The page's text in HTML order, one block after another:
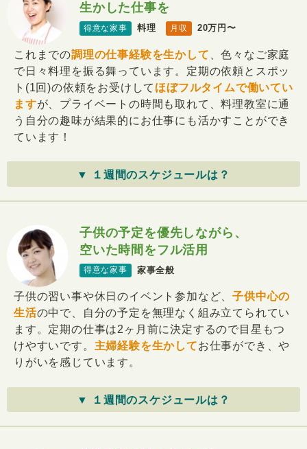
生かした仕事を
得意な家事 料理 月収 20万円〜
これまでの調理の仕事経験を生かして 、色々なご家庭
で日々料理を振る舞っています。定期の依頼とスポッ
ト(1回)の依頼をお受けして ほぼフルタイムで働いてい
ますが、プライベートの時間も取れて、料理教室に通
う自分の趣味が結果的にお仕事にも活かすことができ
ています！
▼ １週間のスケジュールは？
子供の予定を優先しながら、
空いた時間をフル活用
得意な家事 家事全般
子供の習い事や休日のイベント参加など、子供中心の
生活の中で、自分の予定を無理なく組み立てられてい
ます。定期の仕事は2ヶ月前に決定するので目星もつ
けやすいです。 主婦経験を生かしてお仕事ができ、や
りがいを感じています。
▼ １週間のスケジュールは？